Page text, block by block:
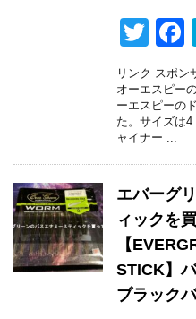
T
wi
tt
er
リンク スポン
オーエスピー
ーエスピーの
た。サイズは
ャイナー ...
エバーグ
ィックを
【
STICK】
ブラック